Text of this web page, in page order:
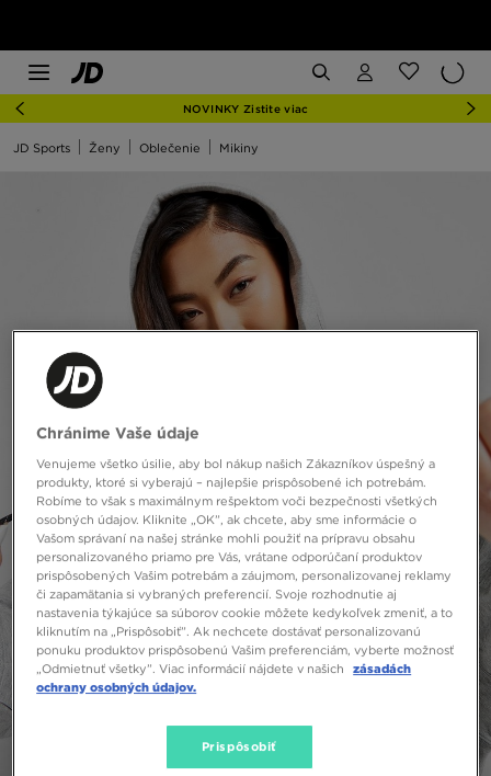
NOVINKY Zistite viac
JD Sports Ženy Oblečenie Mikiny
Chránime Vaše údaje
Venujeme všetko úsilie, aby bol nákup našich Zákazníkov úspešný a
produkty, ktoré si vyberajú – najlepšie prispôsobené ich potrebám.
Robíme to však s maximálnym rešpektom voči bezpečnosti všetkých
osobných údajov. Kliknite „OK”, ak chcete, aby sme informácie o
Vašom správaní na našej stránke mohli použiť na prípravu obsahu
personalizovaného priamo pre Vás, vrátane odporúčaní produktov
prispôsobených Vašim potrebám a záujmom, personalizovanej reklamy
či zapamätania si vybraných preferencií. Svoje rozhodnutie aj
nastavenia týkajúce sa súborov cookie môžete kedykoľvek zmeniť, a to
kliknutím na „Prispôsobiť”. Ak nechcete dostávať personalizovanú
ponuku produktov prispôsobenú Vašim preferenciám, vyberte možnosť
„Odmietnuť všetky”. Viac informácií nájdete v našich
zásadách
ochrany osobných údajov.
Prispôsobiť